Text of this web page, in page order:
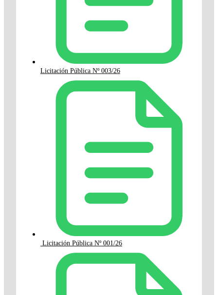
Licitación Pública Nº 003/26
Licitación Pública Nº 001/26